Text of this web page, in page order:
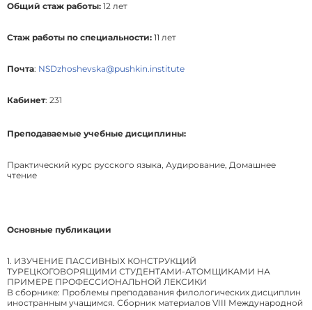
Общий стаж работы: 12 лет
Стаж работы по специальности: 11 лет
Почта: NSDzhoshevska@pushkin.institute
Кабинет: 231
Преподаваемые учебные дисциплины:
Практический курс русского языка, Аудирование, Домашнее
чтение
Основные публикации
1. ИЗУЧЕНИЕ ПАССИВНЫХ КОНСТРУКЦИЙ
ТУРЕЦКОГОВОРЯЩИМИ СТУДЕНТАМИ-АТОМЩИКАМИ НА
ПРИМЕРЕ ПРОФЕССИОНАЛЬНОЙ ЛЕКСИКИ
В сборнике: Проблемы преподавания филологических дисциплин
иностранным учащимся. Сборник материалов VIII Международной